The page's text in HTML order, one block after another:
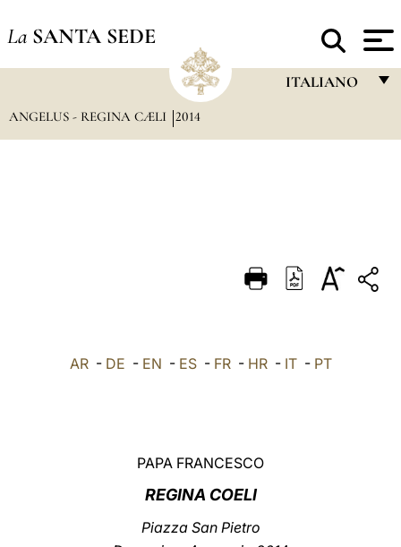
La SANTA SEDE
ITALIANO
DEUTSCH
العربيّة
ANGELUS - REGINA CÆLI 2014
AR- DE - EN - ES- FR- HR- IT- PT
PAPA FRANCESCO
REGINA COELI
Piazza San Pietro